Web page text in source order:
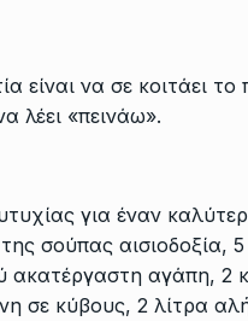
είναι να σε κοιτάει το
λέει «πεινάω».
για έναν
σούπας αισιοδοξία,
ακατέργαστη αγάπη, 2
σε κύβους, 2 λίτρα